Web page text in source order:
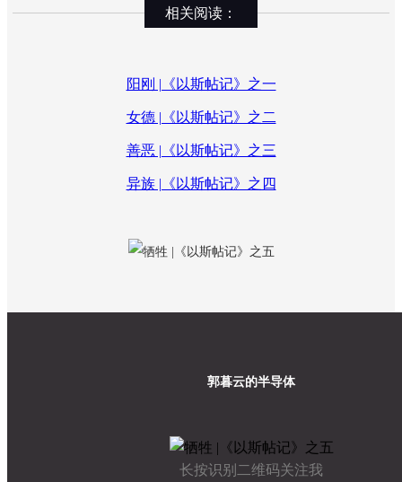
相关阅读：
阳刚 |《以斯帖记》之一
女德 |《以斯帖记》之二
善恶 |《以斯帖记》之三
异族 |《以斯帖记》之四
郭暮云的半导体
长按识别二维码关注我